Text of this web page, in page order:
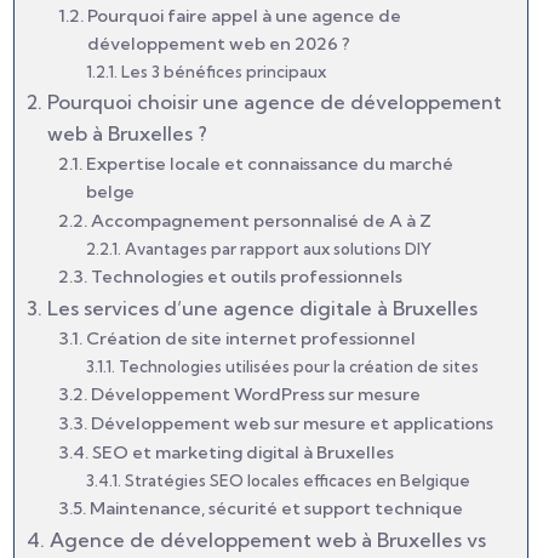
Pourquoi faire appel à une agence de
développement web en 2026 ?
Les 3 bénéfices principaux
Pourquoi choisir une agence de développement
web à Bruxelles ?
Expertise locale et connaissance du marché
belge
Accompagnement personnalisé de A à Z
Avantages par rapport aux solutions DIY
Technologies et outils professionnels
Les services d’une agence digitale à Bruxelles
Création de site internet professionnel
Technologies utilisées pour la création de sites
Développement WordPress sur mesure
Développement web sur mesure et applications
SEO et marketing digital à Bruxelles
Stratégies SEO locales efficaces en Belgique
Maintenance, sécurité et support technique
Agence de développement web à Bruxelles vs